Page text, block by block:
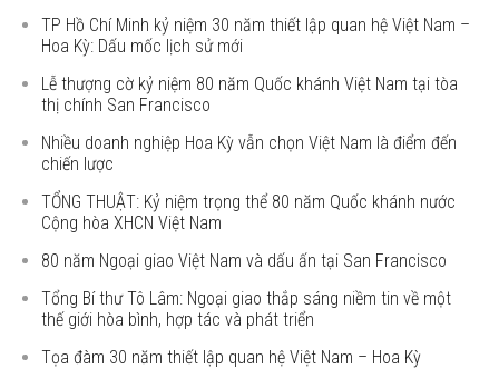
TP Hồ Chí Minh kỷ niệm 30 năm thiết lập quan hệ Việt Nam –
Hoa Kỳ: Dấu mốc lịch sử mới
Lễ thượng cờ kỷ niệm 80 năm Quốc khánh Việt Nam tại tòa
thị chính San Francisco
Nhiều doanh nghiệp Hoa Kỳ vẫn chọn Việt Nam là điểm đến
chiến lược
TỔNG THUẬT: Kỷ niệm trọng thể 80 năm Quốc khánh nước
Cộng hòa XHCN Việt Nam
80 năm Ngoại giao Việt Nam và dấu ấn tại San Francisco
Tổng Bí thư Tô Lâm: Ngoại giao thắp sáng niềm tin về một
thế giới hòa bình, hợp tác và phát triển
Tọa đàm 30 năm thiết lập quan hệ Việt Nam – Hoa Kỳ